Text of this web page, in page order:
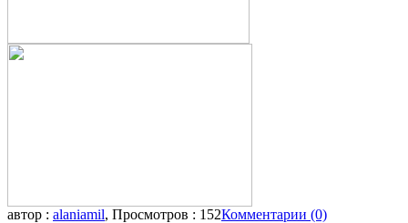
автор : alaniamil, Просмотров : 152Комментарии (0)